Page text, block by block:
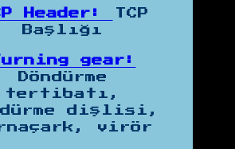
Header:
TCP
Başlığı
gear:
Döndürme
tertibatı,
dişlisi,
virör